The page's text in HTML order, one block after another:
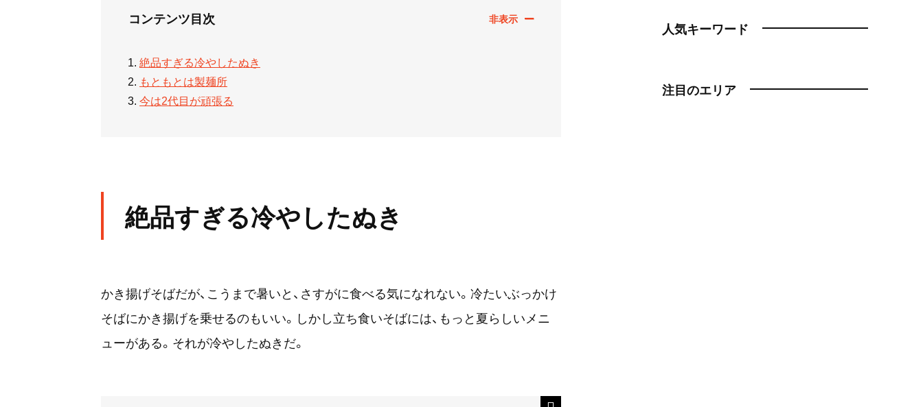
コンテンツ目次
絶品すぎる冷やしたぬき
もともとは製麺所
今は2代目が頑張る
絶品すぎる冷やしたぬき
かき揚げそばだが、こうまで暑いと、さすがに食べる気になれない。冷たいぶっかけ
そばにかき揚げを乗せるのもいい。しかし立ち食いそばには、もっと夏らしいメニ
ューがある。それが冷やしたぬきだ。
人気キーワード
注目のエリア